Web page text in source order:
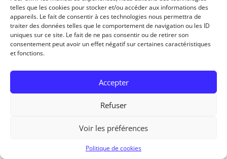
telles que les cookies pour stocker et/ou accéder aux informations des
appareils. Le fait de consentir à ces technologies nous permettra de
traiter des données telles que le comportement de navigation ou les ID
uniques sur ce site. Le fait de ne pas consentir ou de retirer son
consentement peut avoir un effet négatif sur certaines caractéristiques
et fonctions.
Accepter
Refuser
Voir les préférences
Politique de cookies